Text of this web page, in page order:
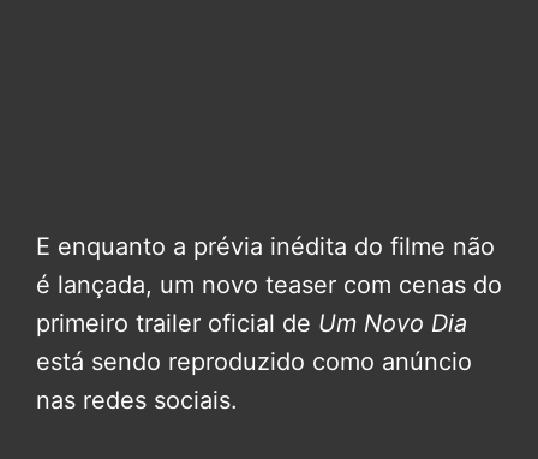
E enquanto a prévia inédita do filme não
é lançada, um novo teaser com cenas do
primeiro trailer oficial de Um Novo Dia
está sendo reproduzido como anúncio
nas redes sociais.